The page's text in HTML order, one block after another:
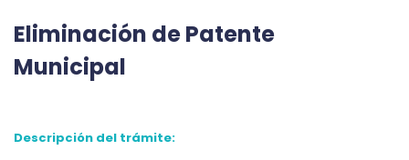
Eliminación de Patente
Municipal
Descripción del trámite: